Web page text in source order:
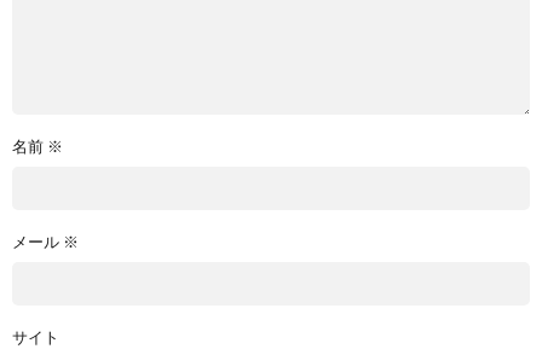
名前 ※
メール ※
サイト